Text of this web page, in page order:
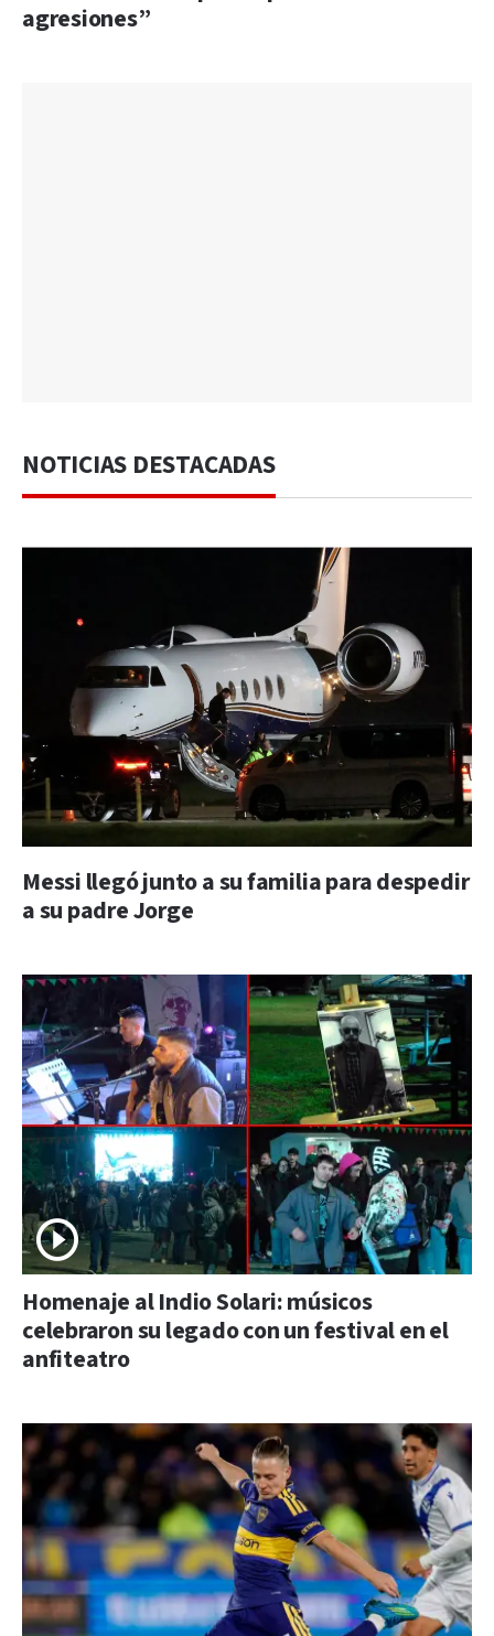
agresiones”
NOTICIAS DESTACADAS
Messi llegó junto a su familia para despedir
a su padre Jorge
Homenaje al Indio Solari: músicos
celebraron su legado con un festival en el
anfiteatro